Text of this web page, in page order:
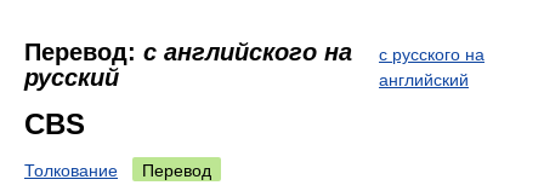
Перевод: с английского на
русский
с русского на
английский
CBS
Толкование Перевод